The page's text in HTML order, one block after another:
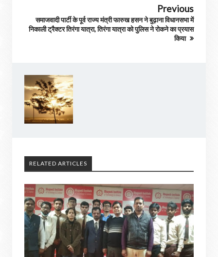
Previous
समाजवादी पार्टी के पूर्व राज्य मंत्री फारुख हसन ने बुढ़ाना विधानसभा में
निकाली ट्रैक्टर तिरंगा यात्रा, तिरंगा यात्रा को पुलिस ने रोकने का प्रयास
किया
RELATED ARTICLES